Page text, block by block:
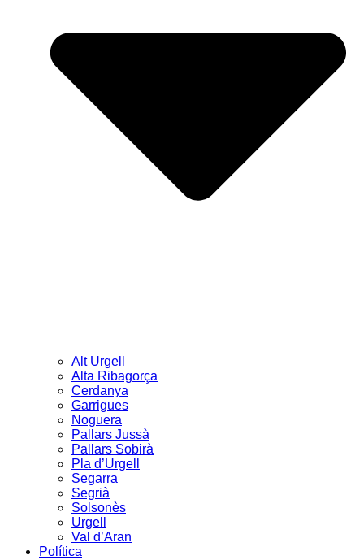
Alt Urgell
Alta Ribagorça
Cerdanya
Garrigues
Noguera
Pallars Jussà
Pallars Sobirà
Pla d’Urgell
Segarra
Segrià
Solsonès
Urgell
Val d’Aran
Política